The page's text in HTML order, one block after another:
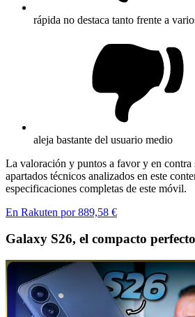
rápida no destaca tanto frente a
aleja bastante del usuario medio
La valoración y puntos a favor y en contra
apartados técnicos analizados en este
especificaciones completas de este móvil.
En Rakuten por 889,58 €
Galaxy S26, el compacto perfecto